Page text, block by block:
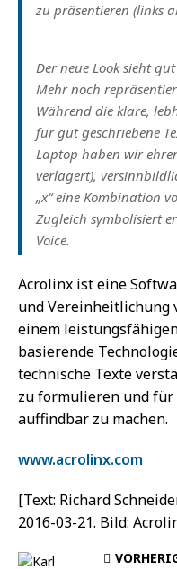
zu präsentieren (links
Der neue Look sieht
Mehr noch
Während die klare,
für gut geschriebene
Laptop haben wir
verlagert),
„x“ eine Kombination
Zugleich symbolisiert
Voice.
Acrolinx ist eine
und Vereinheitlichung
einem
basierende
technische Texte
zu formulieren und für
auffindbar zu machen.
www.acrolinx.com
[Text: Richard
2016-03-21. Bild: